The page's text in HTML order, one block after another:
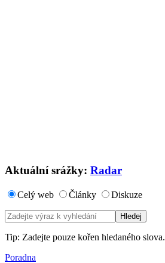
Aktuální srážky: Radar
Celý web Články Diskuze
Tip: Zadejte pouze kořen hledaného slova.
Poradna